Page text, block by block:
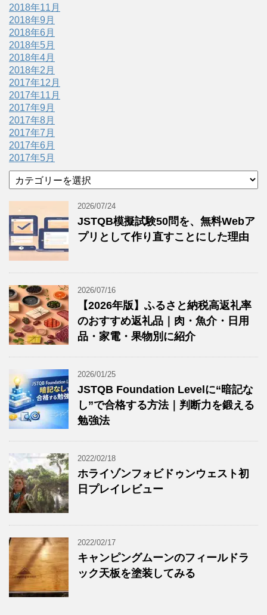
2018年11月
2018年9月
2018年6月
2018年5月
2018年4月
2018年2月
2017年12月
2017年11月
2017年9月
2017年8月
2017年7月
2017年6月
2017年5月
テ
ゴ
リ
ー
2026/07/24
JSTQB模擬試験50問を、無料Webア
プリとして作り直すことにした理由
2026/07/16
【2026年版】ふるさと納税高返礼率
のおすすめ返礼品｜肉・魚介・日用
品・家電・果物別に紹介
2026/01/25
JSTQB Foundation Levelに“暗記な
し”で合格する方法｜判断力を鍛える
勉強法
2022/02/18
ホライゾンフォビドゥンウェスト初
日プレイレビュー
2022/02/17
キャンピングムーンのフィールドラ
ック天板を塗装してみる